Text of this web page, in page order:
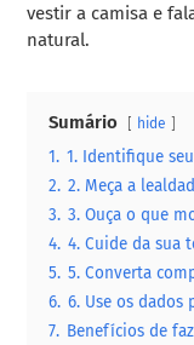
vestir a camisa e
natural.
Sumário hide
1. 1. Identifique
2. 2. Meça a
3. 3. Ouça o que
4. 4. Cuide da sua
5. 5. Converta
6. 6. Use os dados
7. Benefícios de